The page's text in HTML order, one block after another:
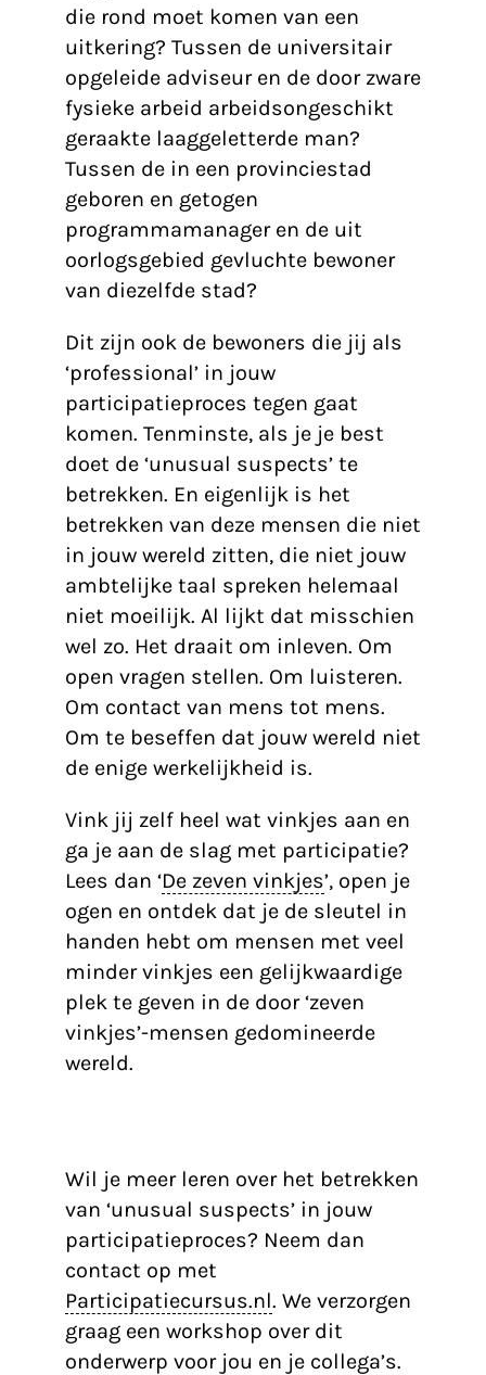
die rond moet komen van een
uitkering? Tussen de universitair
opgeleide adviseur en de door zware
fysieke arbeid arbeidsongeschikt
geraakte laaggeletterde man?
Tussen de in een provinciestad
geboren en getogen
programmamanager en de uit
oorlogsgebied gevluchte bewoner
van diezelfde stad?
Dit zijn ook de bewoners die jij als
‘professional’ in jouw
participatieproces tegen gaat
komen. Tenminste, als je je best
doet de ‘unusual suspects’ te
betrekken. En eigenlijk is het
betrekken van deze mensen die niet
in jouw wereld zitten, die niet jouw
ambtelijke taal spreken helemaal
niet moeilijk. Al lijkt dat misschien
wel zo. Het draait om inleven. Om
open vragen stellen. Om luisteren.
Om contact van mens tot mens.
Om te beseffen dat jouw wereld niet
de enige werkelijkheid is.
Vink jij zelf heel wat vinkjes aan en
ga je aan de slag met participatie?
Lees dan ‘De zeven vinkjes’, open je
ogen en ontdek dat je de sleutel in
handen hebt om mensen met veel
minder vinkjes een gelijkwaardige
plek te geven in de door ‘zeven
vinkjes’-mensen gedomineerde
wereld.
Wil je meer leren over het betrekken
van ‘unusual suspects’ in jouw
participatieproces? Neem dan
contact op met
Participatiecursus.nl. We verzorgen
graag een workshop over dit
onderwerp voor jou en je collega’s.